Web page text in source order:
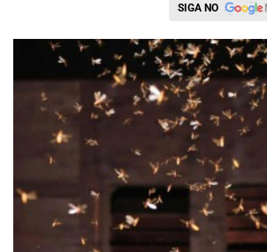
SIGA NO